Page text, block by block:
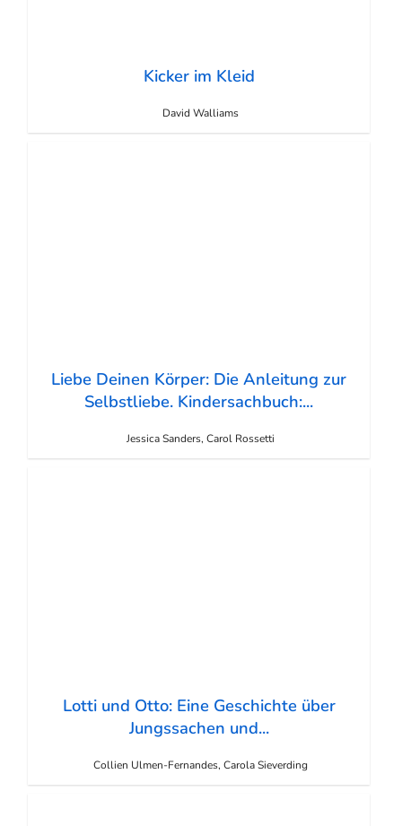
Kicker im Kleid
David Walliams
Liebe Deinen Körper: Die Anleitung zur
Selbstliebe. Kindersachbuch:...
Jessica Sanders, Carol Rossetti
Lotti und Otto: Eine Geschichte über
Jungssachen und...
Collien Ulmen-Fernandes, Carola Sieverding